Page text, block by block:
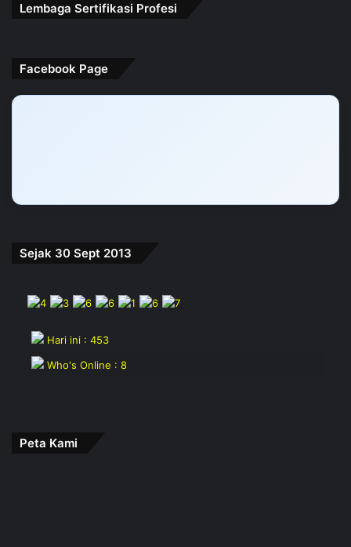
Lembaga Sertifikasi Profesi
Facebook Page
Sejak 30 Sept 2013
Hari ini : 453
Who's Online : 8
Peta Kami